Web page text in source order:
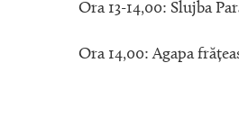
Ora 13-14,00: Slujba
Ora 14,00: Agapa